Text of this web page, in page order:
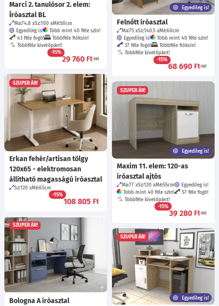
Marci 2. tanulósor 2. elem:
Íróasztal BL
Ma:74.8 Sz:100 Mé:50cm
Egyedileg is!
Több mint 40 féle szín!
43 féle fogó!
Többféle fióksín!
Többféle kivetőpánt!
-15%
29 760 Ft-tól
Egyedileg is!
Felnőtt íróasztal
Ma:75 Sz:140.5 Mé:60cm
Egyedileg is!
Több mint 40 féle szín!
37 féle fogó!
Többféle fióksín!
Többféle kivetőpánt!
-15%
68 690 Ft-tól
SZUPER ÁR!
Erkan fehér/artisan tölgy
120x65 - elektromosan
állítható magasságú íróasztal
Sz:120 Mé:65cm
-15%
108 805 Ft
SZUPER ÁR!
Egyedileg is!
Maxim 11. elem: 120-as
íróasztal ajtós
Ma:77 Sz:120 Mé:55cm
Egyedileg is!
Több mint 40 féle szín!
57 féle fogó!
Többféle kivetőpánt!
-15%
39 280 Ft-tól
SZUPER ÁR!
Bologna A íróasztal
SZUPER ÁR!
Egyedileg is!